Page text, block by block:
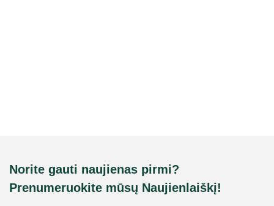
Norite gauti naujienas pirmi?
Prenumeruokite mūsų Naujienlaiškį!